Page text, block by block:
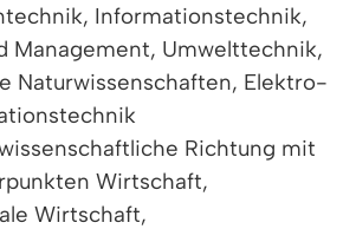
Informationstechnik,
Management, Umwelttechnik,
Naturwissenschaften, Elektro-
Richtung mit
Wirtschaft,
Wirtschaft,